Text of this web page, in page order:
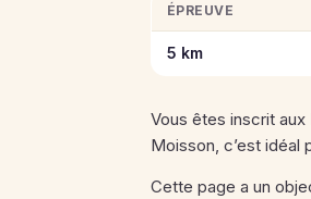
Informations clés
ÉPREUVE
5 km
Vous êtes inscrit aux
Moisson, c’est idéal
Cette page a un